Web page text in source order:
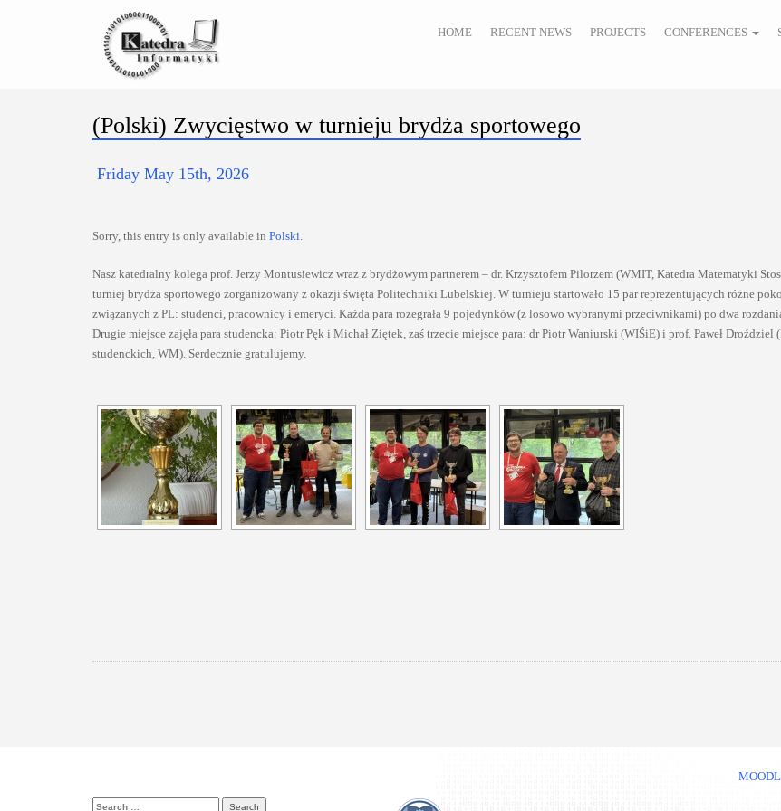
HOME RECENT NEWS PROJECTS CONFERENCES
(Polski) Zwycięstwo w turnieju brydża sportowego
Friday May 15th, 2026
Sorry, this entry is only available in Polski.
Nasz katedralny kolega prof. Jerzy Montusiewicz wraz z brydżowym partnerem – dr. Krzysztofem Pilorzem (WMIT, Katedra Matematyki
turniej brydża sportowego zorganizowany z okazji święta Politechniki Lubelskiej. W turnieju startowało 15 par reprezentujących różne
związanych z PL: studenci, pracownicy i emeryci. Każda para rozegrała 9 pojedynków (z losowo wybranymi przeciwnikami) po dwa
Drugie miejsce zajęła para studencka: Piotr Pęk i Michał Ziętek, zaś trzecie miejsce para: dr Piotr Waniurski (WIŚiE) i prof. Paweł Droździel
studenckich, WM). Serdecznie gratulujemy.
Search